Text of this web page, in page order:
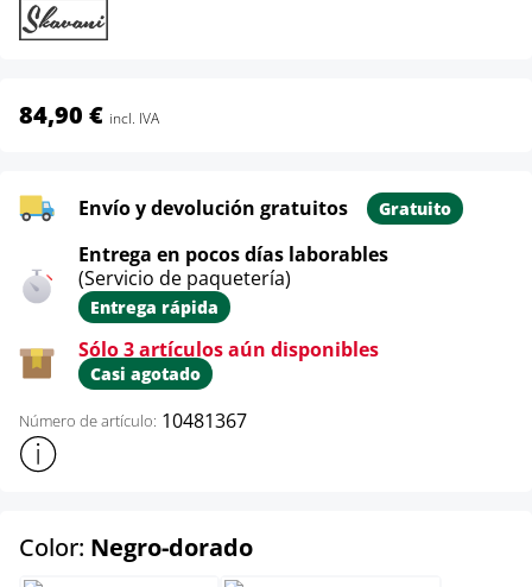
84,90 € incl. IVA
Envío y devolución gratuitos Gratuito
Entrega en pocos días laborables
(Servicio de paquetería)
Entrega rápida
Sólo 3 artículos aún disponibles
Casi agotado
Número de artículo: 10481367
Mostrar más información sobre el producto
Color: Negro-doradoselect